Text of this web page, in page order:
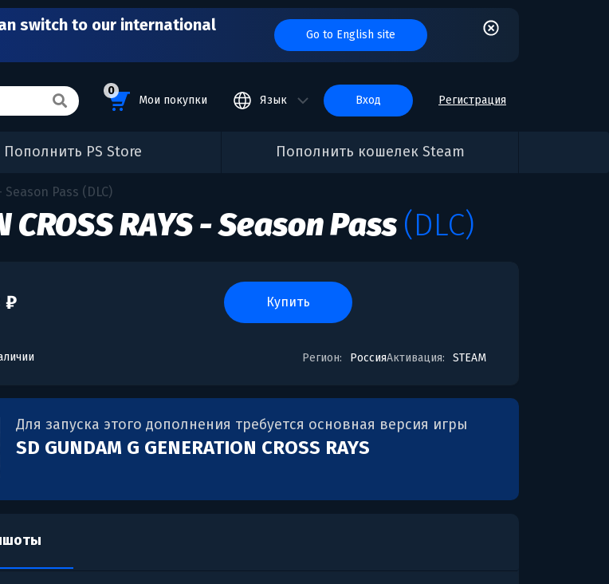
switch to our international
Go to English site
0
Мои покупки Язык вход Регистрация
Пополнить PS Store Пополнить кошелек Steam
Season Pass (DLC)
CROSS RAYS - Season Pass (DLC)
₽ купить
Регион: РоссияАктивация: STEAM
Для запуска этого дополнения требуется основная версия игры
SD GUNDAM G GENERATION CROSS RAYS